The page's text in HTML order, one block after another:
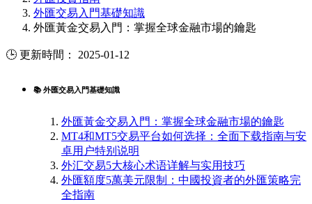
外匯交易入門基礎知識
外匯黃金交易入門：掌握全球金融市場的鑰匙
🕒 更新時間： 2025-01-12
📚 外匯交易入門基礎知識
外匯黃金交易入門：掌握全球金融市場的鑰匙
MT4和MT5交易平台如何选择：全面下载指南与安
卓用户特别说明
外汇交易5大核心术语详解与实用技巧
外匯額度5萬美元限制：中國投資者的外匯策略完
全指南